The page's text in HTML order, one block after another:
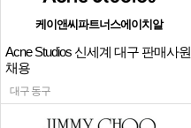
케이앤씨파트너스에이치알
Acne Studios 신세계 대구 판매사원
채용
대구 동구